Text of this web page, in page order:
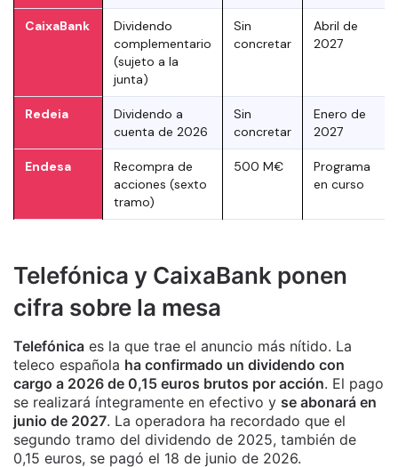
CaixaBank
Dividendo
complementario
(sujeto a la
junta)
Sin
concretar
Abril de
2027
Redeia
Dividendo a
cuenta de 2026
Sin
concretar
Enero de
2027
Endesa
Recompra de
acciones (sexto
tramo)
500 M€
Programa
en curso
Telefónica y CaixaBank ponen
cifra sobre la mesa
Telefónica es la que trae el anuncio más nítido. La
teleco española ha confirmado un dividendo con
cargo a 2026 de 0,15 euros brutos por acción. El pago
se realizará íntegramente en efectivo y se abonará en
junio de 2027. La operadora ha recordado que el
segundo tramo del dividendo de 2025, también de
0,15 euros, se pagó el 18 de junio de 2026.